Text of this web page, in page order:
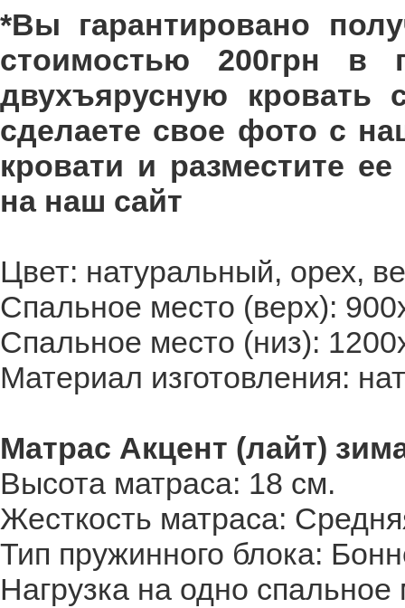
*Вы гарантировано
стоимостью 200грн в
двухъярусную
сделаете свое фото с
кровати и разместите
на наш сайт
Цвет: натуральный, орех,
Спальное место (верх):
Спальное место (низ):
Материал изготовления:
Матрас Акцент (лайт)
Высота матраса: 18 см.
Жесткость матраса:
Тип пружинного блока:
Нагрузка на одно спальное